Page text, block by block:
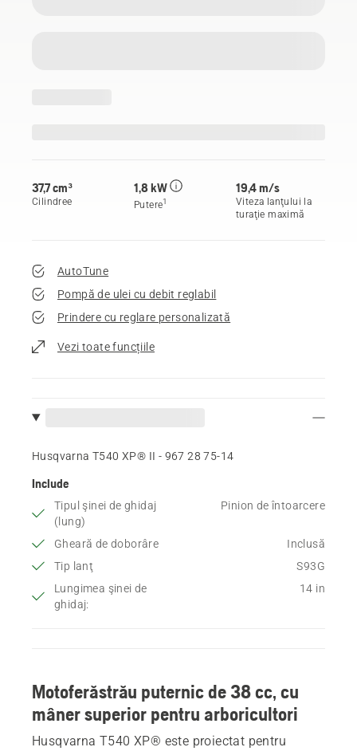
37,7 cm³
Cilindree
1,8 kW
Putere1
19,4 m/s
Viteza lanţului la
turaţie maximă
AutoTune
Pompă de ulei cu debit reglabil
Prindere cu reglare personalizată
Vezi toate funcțiile
Husqvarna T540 XP® II - 967 28 75‑14
Include
Tipul şinei de ghidaj
(lung)
Pinion de întoarcere
Gheară de doborâre
Inclusă
Tip lanţ
S93G
Lungimea şinei de
ghidaj:
14 in
Motoferăstrău puternic de 38 cc, cu
mâner superior pentru arboricultori
Husqvarna T540 XP® este proiectat pentru